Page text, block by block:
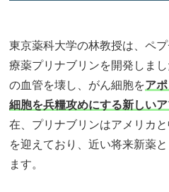
東京薬科大学の林教授は、ペ
療薬プリナブリンを開発しま
の血管を壊し、がん細胞をア
細胞を兵糧攻めにする新しい
在、プリナブリンはアメリカ
を迎えており、近い将来新薬
ます。